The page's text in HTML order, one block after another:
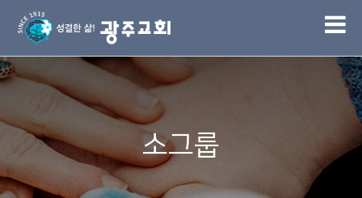
1
소그룹